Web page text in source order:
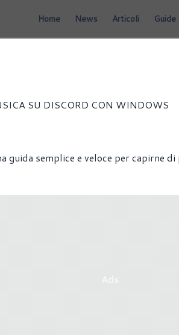
Home News Articoli
SU DISCORD CON WINDOWS
guida semplice e veloce per capirne di